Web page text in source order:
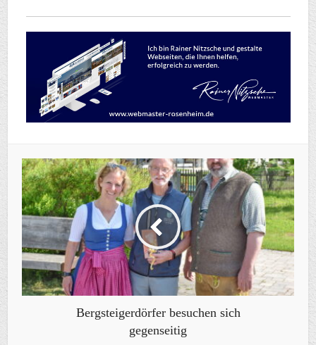
Bergsteigerdörfer besuchen sich
gegenseitig